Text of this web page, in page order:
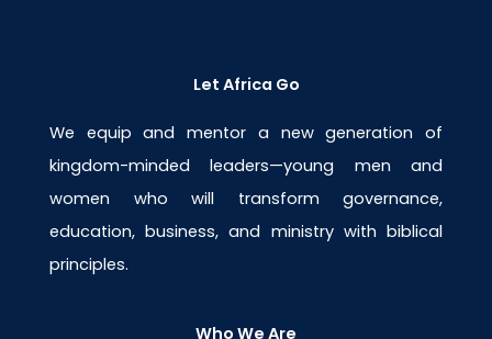
Let Africa Go
We equip and mentor a new generation of
kingdom-minded leaders—young men and
women who will transform governance,
education, business, and ministry with biblical
principles.
Who We Are